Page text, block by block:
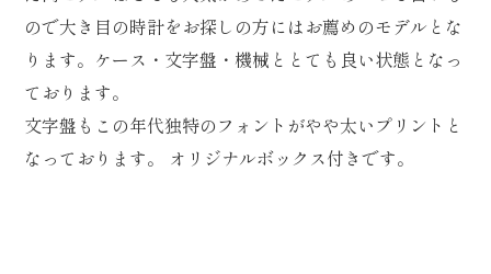
ので大き目の時計をお探しの方にはお薦めのモデルとな
ります。ケース・文字盤・機械ととても良い状態となっ
ております。
文字盤もこの年代独特のフォントがやや太いプリントと
なっております。 オリジナルボックス付きです。